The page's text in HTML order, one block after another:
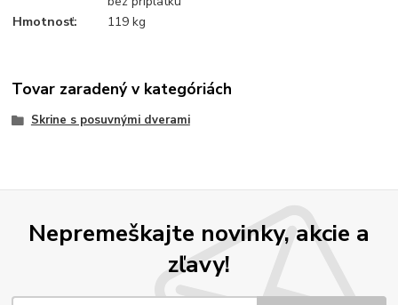
Hmotnosť:
119 kg
Tovar zaradený v kategóriách
Skrine s posuvnými dverami
Nepremeškajte novinky, akcie a
zľavy!